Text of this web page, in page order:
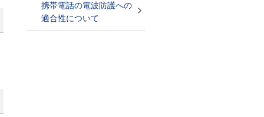
携帯電話の電波防護への
適合性について